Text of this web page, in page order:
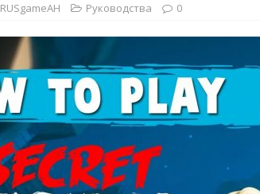
RUSgameAH Руководства 0